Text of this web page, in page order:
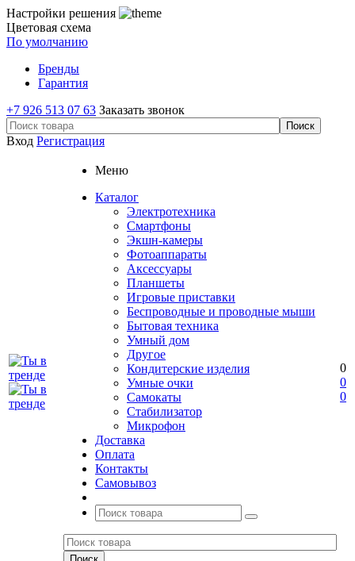
Настройки решения
Цветовая схема
По умолчанию
Бренды
Гарантия
+7 926 513 07 63 Заказать звонок
Вход Регистрация
Меню
Каталог
Электротехника
Смартфоны
Экшн-камеры
Фотоаппараты
Аксессуары
Планшеты
Игровые приставки
Беспроводные и проводные мыши
Бытовая техника
Умный дом
Другое
Кондитерские изделия
Умные очки
Самокаты
Стабилизатор
Микрофон
Доставка
Оплата
Контакты
Самовывоз
0
0
0